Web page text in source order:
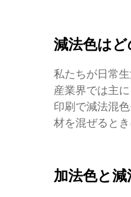
減法色は
私たちが日常
産業界では主
印刷で減法混
材を混ぜるとき
加法色と